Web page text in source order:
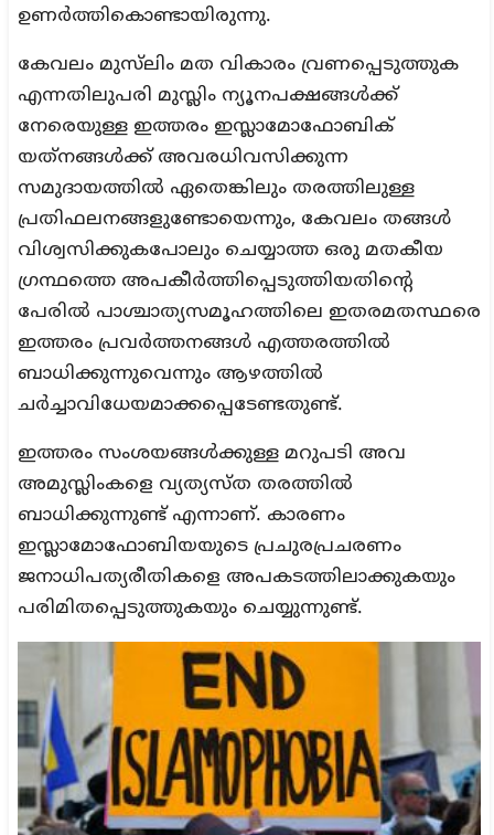
ഉണര്‍ത്തികൊണ്ടായിരുന്നു.
കേവലം മുസ്‌ലിം മത വികാരം വ്രണപ്പെടുത്തുക
എന്നതിലുപരി മുസ്ലിം ന്യൂനപക്ഷങ്ങള്‍ക്ക്
നേരെയുള്ള ഇത്തരം ഇസ്ലാമോഫോബിക്
യത്‌നങ്ങള്‍ക്ക് അവരധിവസിക്കുന്ന
സമുദായത്തില്‍ ഏതെങ്കിലും തരത്തിലുള്ള
പ്രതിഫലനങ്ങളുണ്ടോയെന്നും, കേവലം തങ്ങൾ
വിശ്വസിക്കുകപോലും ചെയ്യാത്ത ഒരു മതകീയ
ഗ്രന്ഥത്തെ അപകീര്‍ത്തിപ്പെടുത്തിയതിന്റെ
പേരില്‍ പാശ്ചാത്യസമൂഹത്തിലെ ഇതരമതസ്ഥരെ
ഇത്തരം പ്രവര്‍ത്തനങ്ങള്‍ എത്തരത്തില്‍
ബാധിക്കുന്നുവെന്നും ആഴത്തില്‍
ചര്‍ച്ചാവിധേയമാക്കപ്പെടേണ്ടതുണ്ട്.
ഇത്തരം സംശയങ്ങൾക്കുള്ള മറുപടി അവ
അമുസ്ലിംകളെ വ്യത്യസ്ത തരത്തിൽ
ബാധിക്കുന്നുണ്ട് എന്നാണ്. കാരണം
ഇസ്ലാമോഫോബിയയുടെ പ്രചുരപ്രചരണം
ജനാധിപത്യരീതികളെ അപകടത്തിലാക്കുകയും
പരിമിതപ്പെടുത്തുകയും ചെയ്യുന്നുണ്ട്.